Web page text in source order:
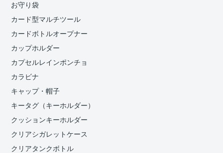
お守り袋
カード型マルチツール
カードボトルオープナー
カップホルダー
カプセルレインポンチョ
カラビナ
キャップ・帽子
キータグ（キーホルダー）
クッションキーホルダー
クリアシガレットケース
クリアタンクボトル